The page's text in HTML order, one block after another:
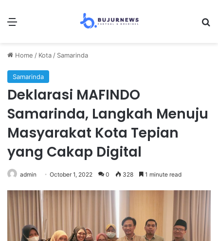
Home / Kota / Samarinda
Samarinda
Deklarasi MAFINDO
Samarinda, Langkah Menuju
Masyarakat Kota Tepian
yang Cakap Digital
admin October 1, 2022 0 328 1 minute read